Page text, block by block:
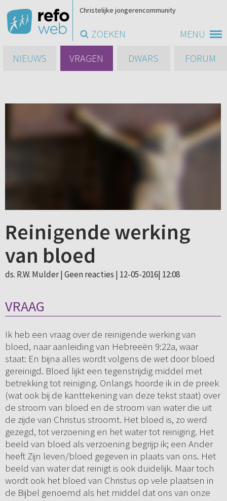
MENU
Christelijke jongerencommunity
ZOEKEN
NIEUWS
VRAGEN DWARS FORUM
Reinigende werking
van bloed
ds. R.W. Mulder | Geen reacties | 12-05-2016| 12:08
VRAAG
Ik heb een vraag over de reinigende werking van
bloed, naar aanleiding van Hebreeën 9:22a, waar
staat: En bijna alles wordt volgens de wet door bloed
gereinigd. Bloed lijkt een tegenstrijdig middel met
betrekking tot reiniging. Onlangs hoorde ik in de preek
(wat ook bij de kanttekening van deze tekst staat) over
de stroom van bloed en de stroom van water die uit
de zijde van Christus stroomt. Het bloed is, zo werd
gezegd, tot verzoening en het water tot reiniging. Het
beeld van bloed als verzoening begrijp ik; een Ander
heeft Zijn leven/bloed gegeven in plaats van ons. Het
beeld van water dat reinigt is ook duidelijk. Maar toch
wordt ook het bloed van Christus op vele plaatsen in
de Bijbel genoemd als het middel dat ons van onze